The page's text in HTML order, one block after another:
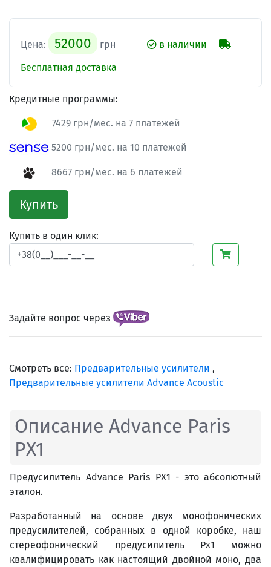
Цена: 52000 грн
в наличии
Бесплатная доставка
Кредитные программы:
7429 грн/мес. на 7 платежей
5200 грн/мес. на 10 платежей
8667 грн/мес. на 6 платежей
Купить
Купить в один клик:
Задайте вопрос через
Смотреть все: Предварительные усилители ,
Предварительные усилители Advance Acoustic
Описание Advance Paris
PX1
Предусилитель Advance Paris PX1 - это абсолютный
эталон.
Разработанный на основе двух монофонических
предусилителей, собранных в одной коробке, наш
стереофонический предусилитель Px1 можно
квалифицировать как настоящий двойной моно, два